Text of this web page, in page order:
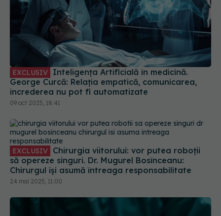
EXCLUSIV
George Curcă: Relația empatică, comunicarea,
încrederea nu pot fi automatizate
09 oct 2025, 18:41
EXCLUSIV Chirurgia viitorului: vor putea roboții
să opereze singuri. Dr. Mugurel Bosînceanu:
Chirurgul își asumă întreaga responsabilitate
24 mai 2025, 11:00